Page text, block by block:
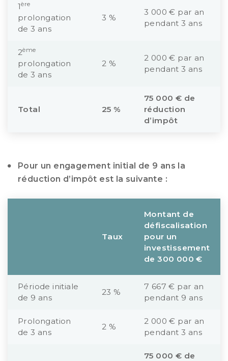
1ère
prolongation
de 3 ans
3 %
3 000 € par an
pendant 3 ans
2ème
prolongation
de 3 ans
2 %
2 000 € par an
pendant 3 ans
Total 25 %
75 000 € de
réduction
d’impôt
Pour un engagement initial de 9 ans la
réduction d’impôt est la suivante :
Taux
Montant de
défiscalisation
pour un
investissement
de 300 000 €
Période initiale
de 9 ans
23 %
7 667 € par an
pendant 9 ans
Prolongation
de 3 ans
2 %
2 000 € par an
pendant 3 ans
75 000 € de